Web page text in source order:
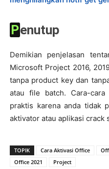
Penutup
Demikian penjelasan
Microsoft Project 2016,
tanpa product key dan
atau file batch. Cara-
praktis karena anda tidak
aktivator atau aplikasi crack
TOPIK Cara Aktivasi Office
Office 2021
Project